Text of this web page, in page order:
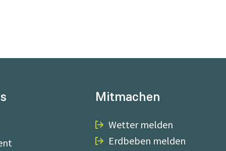
Mitmachen
Wetter melden
Erdbeben melden